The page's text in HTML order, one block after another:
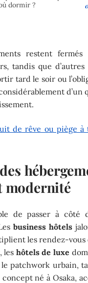
dormir ?
restent
tandis que
tard le soir ou
d’un
de rêve ou piège à
de passer à côté
business hôtels
les rendez-vous
les hôtels de luxe
patchwork urbain,
concept né à Osaka,